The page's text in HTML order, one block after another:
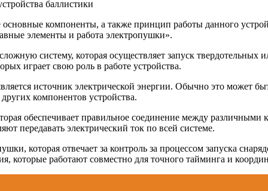
основные компоненты, а также принцип работы данного
элементы и работа электропушки».
систему, которая осуществляет запуск
играет свою роль в работе устройства.
источник электрической энергии. Обычно это может
компонентов устройства.
обеспечивает правильное соединение между
передавать электрический ток по всей системе.
которая отвечает за контроль за процессом запуска
которые работают совместно для точного тайминга и